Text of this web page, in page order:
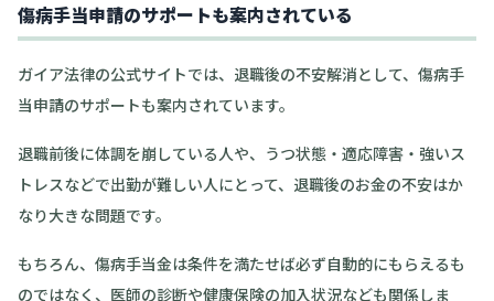
傷病手当申請のサポートも案内されている
ガイア法律の公式サイトでは、退職後の不安解消として、傷病手
当申請のサポートも案内されています。
退職前後に体調を崩している人や、うつ状態・適応障害・強いス
トレスなどで出勤が難しい人にとって、退職後のお金の不安はか
なり大きな問題です。
もちろん、傷病手当金は条件を満たせば必ず自動的にもらえるも
のではなく、医師の診断や健康保険の加入状況なども関係しま